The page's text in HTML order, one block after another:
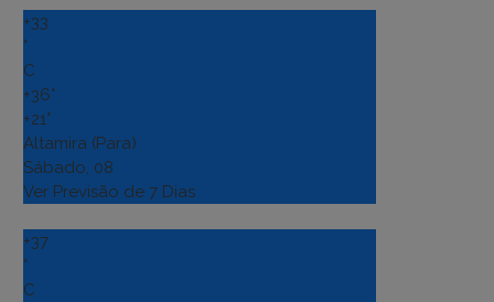
+33
°
C
+36°
+21°
Altamira (Para)
Sábado, 08
Ver Previsão de 7 Dias
+37
°
C